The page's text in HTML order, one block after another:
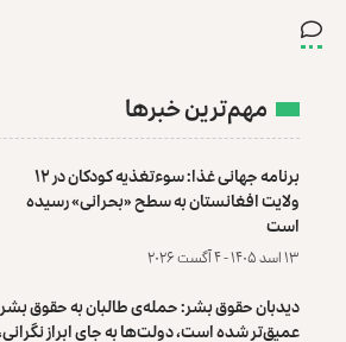
مهم‌ترین خبرها
برنامه جهانی غذا: سوءتغذیه کودکان در ۱۲
ولایت افغانستان به سطح «بحرانی» رسیده
است
۱۳ اسد ۱۴۰۵ - ۴ آگست ۲۰۲۶
دیدبان حقوق بشر: حمله‌ی طالبان به حقوق بشر
عمیق‌تر شده است، دولت‌ها به جای ابراز